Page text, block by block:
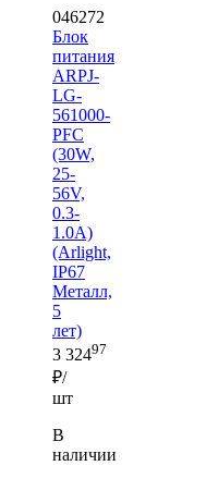
046272
Блок
питания
ARPJ-
LG-
561000-
PFC
(30W,
25-
56V,
0.3-
1.0A)
(Arlight,
IP67
Металл,
5
лет)
3 32497
₽/
шт
В
наличии